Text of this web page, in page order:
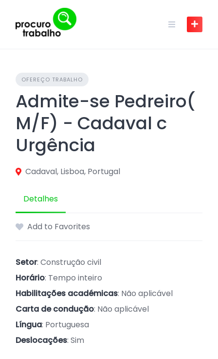
content
OFEREÇO TRABALHO
Admite-se Pedreiro(
M/F) - Cadaval c
Urgência
Cadaval, Lisboa, Portugal
Detalhes
Add to Favorites
Setor: Construção civil
Horário: Tempo inteiro
Habilitações académicas: Não aplicável
Carta de condução: Não aplicável
Língua: Portuguesa
Deslocações: Sim